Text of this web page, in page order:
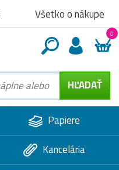
Všetko o nákupe
0
Papiere
Kancelária